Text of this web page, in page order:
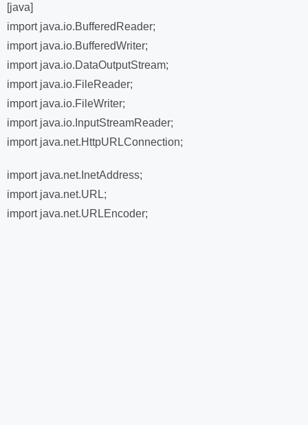
[java]
import java.io.BufferedReader;
import java.io.BufferedWriter;
import java.io.DataOutputStream;
import java.io.FileReader;
import java.io.FileWriter;
import java.io.InputStreamReader;
import java.net.HttpURLConnection;
import java.net.InetAddress;
import java.net.URL;
import java.net.URLEncoder;